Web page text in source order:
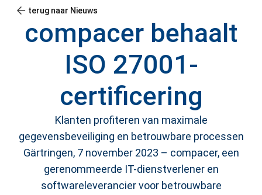
terug naar Nieuws
compacer behaalt
ISO 27001-
certificering
Klanten profiteren van maximale
gegevensbeveiliging en betrouwbare processen
Gärtringen, 7 november 2023 – compacer, een
gerenommeerde IT-dienstverlener en
softwareleverancier voor betrouwbare